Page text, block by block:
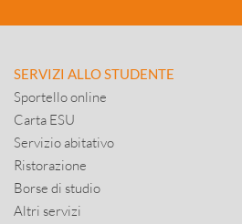
SERVIZI ALLO STUDENTE
Sportello online
Carta ESU
Servizio abitativo
Ristorazione
Borse di studio
Altri servizi